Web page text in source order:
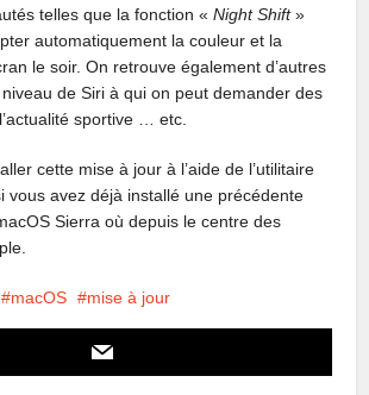
telles que la fonction «Night Shift»
automatiquement la couleur et la
le soir. On retrouve également d’autres
de Siri à qui on peut demander des
sportive … etc.
cette mise à jour à l’aide de l’utilitaire
vous avez déjà installé une précédente
Sierra où depuis le centre des
macOS mise à jour